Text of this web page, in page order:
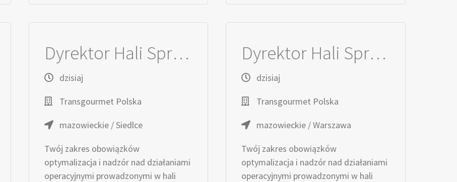
Dyrektor Hali Sprzedaży
dzisiaj
Transgourmet Polska
mazowieckie / Siedlce
Twój zakres obowiązków
optymalizacja i nadzór nad działaniami
operacyjnymi prowadzonymi w hali
Dyrektor Hali Sprzedaży
dzisiaj
Transgourmet Polska
mazowieckie / Warszawa
Twój zakres obowiązków
optymalizacja i nadzór nad działaniami
operacyjnymi prowadzonymi w hali